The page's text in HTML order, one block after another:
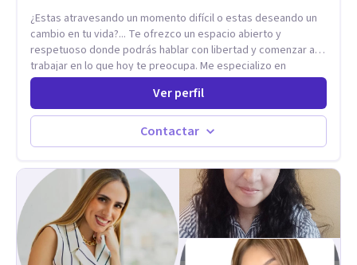
¿Estas atravesando un momento difícil o estas deseando un
cambio en tu vida?... Te ofrezco un espacio abierto y
respetuoso donde podrás hablar con libertad y comenzar a
trabajar en lo que hoy te preocupa. Me especializo en
Trastornos de Ansiedad y a lo largo de mi experiencia
profesional he acompañado a muchas Familias y Parejas con
distintas problemáticas como el manejo del estrés,
Autoestima, Gestión de la Ira, Depresión, Retos en la Crianza,
Codependencia, Celos, entre otros. Cuento con más de 12
trabajado en distintos contextos clínicos con niños,
Adolescentes y Adultos
Ver perfil
Contactar